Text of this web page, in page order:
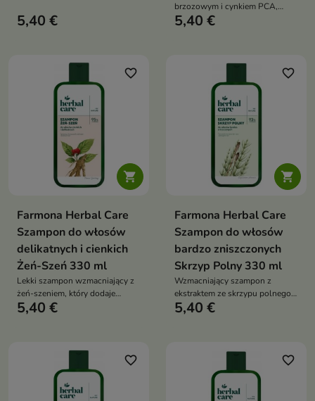
kolor, wygładza włosy i
przywraca im intensywny,
5,40 €
brzozowym i cynkiem PCA,
który skutecznie redukuje łupież,
5,40 €

favorite_border
Farmona Herbal Care
Szampon do włosów
delikatnych i cienkich
Żeń-Szeń 330 ml
Lekki szampon wzmacniający z
żeń-szeniem, który dodaje
cienkim włosom sprężystości,
5,40 €

favorite_border
Farmona Herbal Care
Szampon do włosów
bardzo zniszczonych
Skrzyp Polny 330 ml
Wzmacniający szampon z
ekstraktem ze skrzypu polnego,
który regeneruje włosy suche,
5,40 €
favorite_border favorite_border